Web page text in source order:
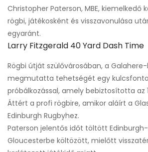
Christopher Paterson, MBE, kiemelkedő
rögbi, játékosként és visszavonulása
egyaránt.
Larry Fitzgerald 40 Yard Dash Time
Rögbi útját szülővárosában, a
megmutatta tehetségét egy
próbálkozással, amely bebiztosította az
Áttért a profi rögbire, amikor aláírt a
Edinburgh Rugbyhez.
Paterson jelentős időt töltött
Gloucesterbe költözött, mielőtt